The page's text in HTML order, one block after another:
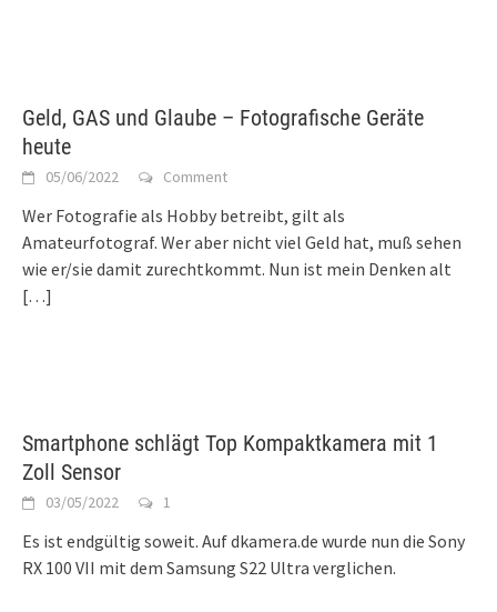
Geld, GAS und Glaube – Fotografische Geräte
heute
05/06/2022 Comment
Wer Fotografie als Hobby betreibt, gilt als
Amateurfotograf. Wer aber nicht viel Geld hat, muß sehen
wie er/sie damit zurechtkommt. Nun ist mein Denken alt
[…]
Smartphone schlägt Top Kompaktkamera mit 1
Zoll Sensor
03/05/2022 1
Es ist endgültig soweit. Auf dkamera.de wurde nun die Sony
RX 100 VII mit dem Samsung S22 Ultra verglichen.